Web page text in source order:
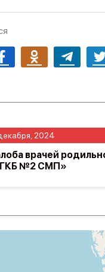
OdnoklassnikiTelegram
2024
врачей
№2 СМП»